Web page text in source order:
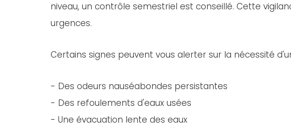
niveau, un contrôle semestriel est conseillé. Cette
urgences.
Certains signes peuvent vous alerter sur la nécessité
- Des odeurs nauséabondes persistantes
- Des refoulements d'eaux usées
- Une évacuation lente des eaux